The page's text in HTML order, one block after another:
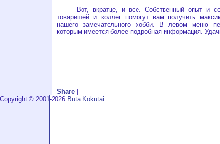
Вот, вкратце, и все. Собственный опыт и
товарищей и коллег помогут вам получить
нашего замечательного хобби. В левом меню
которым имеется более подробная информация.
Share |
Copyright © 2001-2026 Buta Kokutai